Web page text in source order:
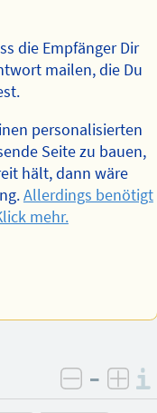
die Empfänger Dir
mailen, die Du
personalisierten
Seite zu bauen,
hält, dann wäre
Allerdings benötigt
mehr.
negativ
–